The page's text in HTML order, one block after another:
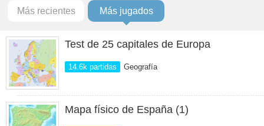
Más recientes Más jugados
Test de 25 capitales de Europa
14.6k partidas Geografía
Mapa físico de España (1)